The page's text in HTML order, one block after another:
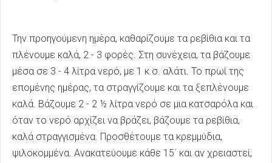
Την προηγούμενη ημέρα, καθαρίζουμε τα ρεβίθια και τα
πλένουμε καλά, 2 - 3 φορές. Στη συνέχεια, τα βάζουμε
μέσα σε 3 - 4 λίτρα νερό, με 1 κ.σ. αλάτι. Το πρωί της
επομένης ημέρας, τα στραγγίζουμε και τα ξεπλένουμε
καλά. Βάζουμε 2 - 2 ½ λίτρα νερό σε μια κατσαρόλα και
όταν το νερό αρχίζει να βράζει, βάζουμε τα ρεβίθια,
καλά στραγγισμένα. Προσθέτουμε τα κρεμμύδια,
ψιλοκομμένα. Ανακατεύουμε κάθε 15΄ και αν χρειαστεί,